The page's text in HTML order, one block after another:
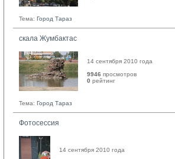
Тема: Город Тараз
скала Жумбактас
14 сентября 2010 года
9946 просмотров
0 рейтинг
Тема: Город Тараз
Фотосессия
14 сентября 2010 года